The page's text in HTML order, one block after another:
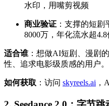
水印，用嘴剪视频
商业验证 ：支撑的短剧
8000万，年化流水超
适合谁 ：想做AI短剧、漫剧
性、追求电影级质感的用户。
如何获取 ：访问 skyreels.ai ，